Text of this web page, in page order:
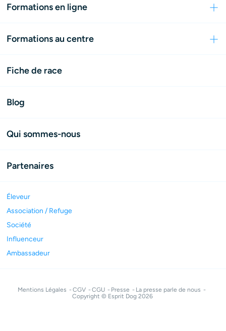
Formations en ligne
Formations au centre
Fiche de race
Blog
Qui sommes-nous
Partenaires
Éleveur
Association / Refuge
Société
Influenceur
Ambassadeur
Mentions Légales CGV CGU Presse
La presse parle de nous
Copyright © Esprit Dog 2026